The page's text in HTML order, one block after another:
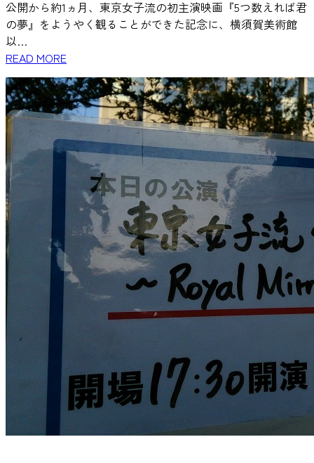
公開から約1ヵ月、東京女子流の初主演映画『5つ数えれば君
の夢』をようやく観ることができた記念に、横須賀美術館
以…
READ MORE